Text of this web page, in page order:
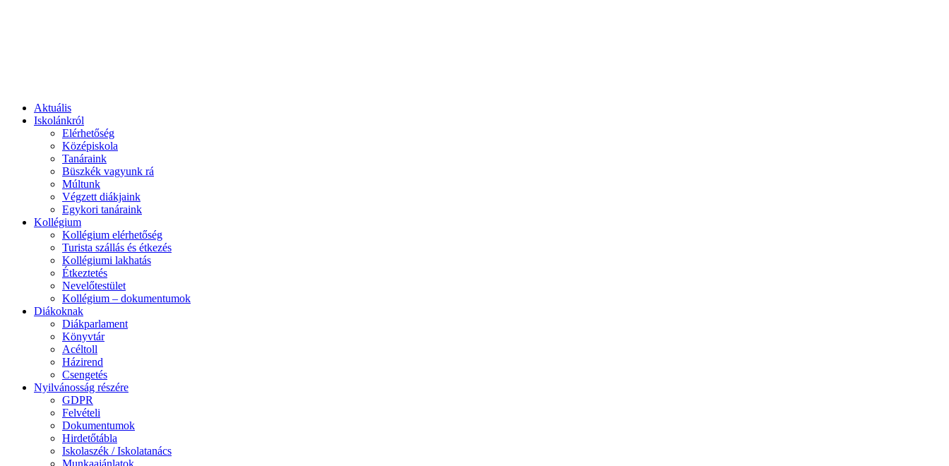
Aktuális
Iskolánkról
Elérhetőség
Középiskola
Tanáraink
Büszkék vagyunk rá
Múltunk
Végzett diákjaink
Egykori tanáraink
Kollégium
Kollégium elérhetőség
Turista szállás és étkezés
Kollégiumi lakhatás
Étkeztetés
Nevelőtestület
Kollégium – dokumentumok
Diákoknak
Diákparlament
Könyvtár
Acéltoll
Házirend
Csengetés
Nyilvánosság részére
GDPR
Felvételi
Dokumentumok
Hirdetőtábla
Iskolaszék / Iskolatanács
Munkaajánlatok